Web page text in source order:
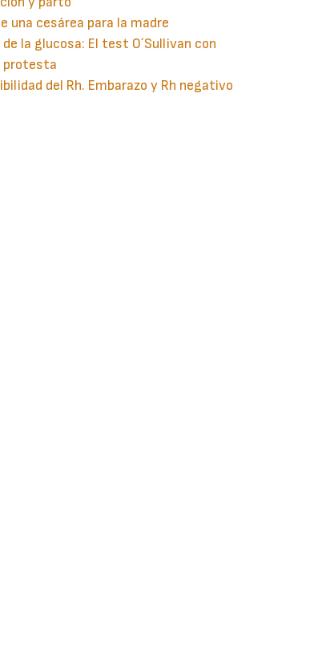
una cesárea para la madre
de la glucosa: El test O´Sullivan con
protesta
del Rh. Embarazo y Rh negativo